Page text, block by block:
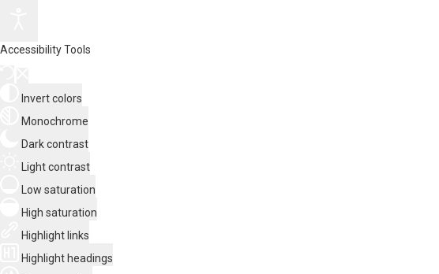
Accessibility Tools
Invert colors
Monochrome
Dark contrast
Light contrast
Low saturation
High saturation
Highlight links
Highlight headings